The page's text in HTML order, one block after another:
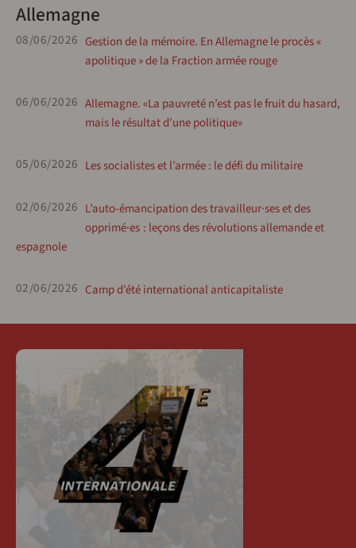
Allemagne
08/06/2026 Gestion de la mémoire. En Allemagne le procès «
apolitique » de la Fraction armée rouge
06/06/2026 Allemagne. «La pauvreté n’est pas le fruit du hasard,
mais le résultat d’une politique»
05/06/2026 Les socialistes et l’armée : le défi du militaire
02/06/2026 L’auto-émancipation des travailleur·ses et des
opprimé·es : leçons des révolutions allemande et
espagnole
02/06/2026 Camp d’été international anticapitaliste